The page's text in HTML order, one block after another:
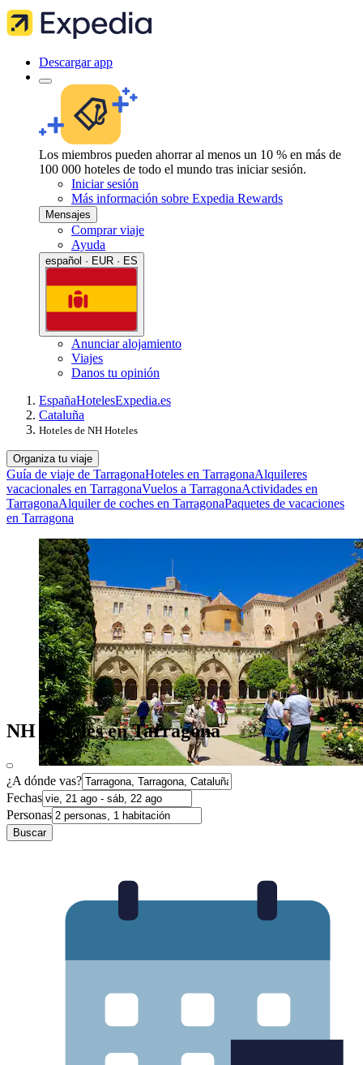
Descargar app
Los miembros pueden ahorrar al menos un 10 % en más de
100 000 hoteles de todo el mundo tras iniciar sesión.
Iniciar sesión
Más información sobre Expedia Rewards
Mensajes
Comprar viaje
Ayuda
español · EUR · ES
Anunciar alojamiento
Viajes
Danos tu opinión
EspañaHotelesExpedia.es
Cataluña
Hoteles de NH Hoteles
Organiza tu viaje
Guía de viaje de TarragonaHoteles en TarragonaAlquileres
vacacionales en TarragonaVuelos a TarragonaActividades en
TarragonaAlquiler de coches en TarragonaPaquetes de vacaciones
en Tarragona
NH Hoteles en Tarragona
¿A dónde vas?
Fechas
Personas
Buscar